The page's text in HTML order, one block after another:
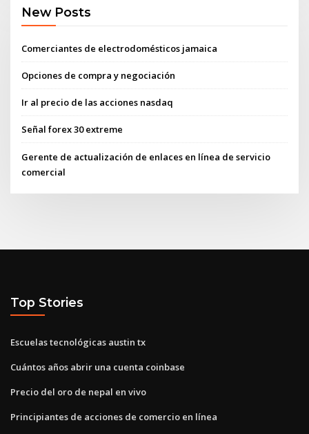
New Posts
Comerciantes de electrodomésticos jamaica
Opciones de compra y negociación
Ir al precio de las acciones nasdaq
Señal forex 30 extreme
Gerente de actualización de enlaces en línea de servicio
comercial
Top Stories
Escuelas tecnológicas austin tx
Cuántos años abrir una cuenta coinbase
Precio del oro de nepal en vivo
Principiantes de acciones de comercio en línea